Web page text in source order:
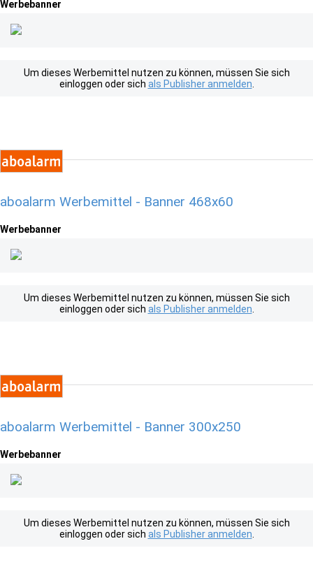
Werbebanner
Um dieses Werbemittel nutzen zu können, müssen Sie sich
einloggen oder sich als Publisher anmelden
aboalarm Werbemittel - Banner 468x60
Werbebanner
Um dieses Werbemittel nutzen zu können, müssen Sie sich
einloggen oder sich als Publisher anmelden
aboalarm Werbemittel - Banner 300x250
Werbebanner
Um dieses Werbemittel nutzen zu können, müssen Sie sich
einloggen oder sich als Publisher anmelden